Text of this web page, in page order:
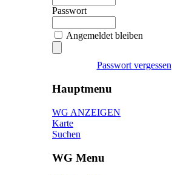
Passwort
Angemeldet bleiben
Passwort vergessen
Hauptmenu
WG ANZEIGEN
Karte
Suchen
WG Menu